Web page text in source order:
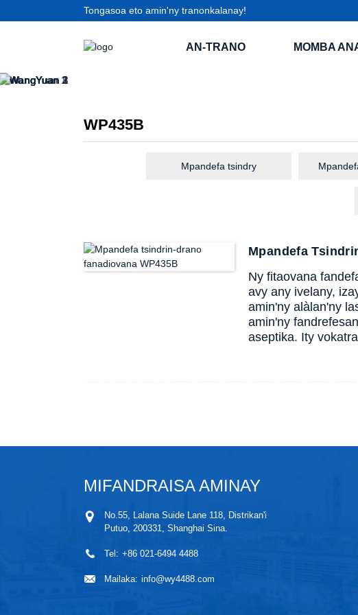
Tongasoa eto amin'ny tranonkalanay!
AN-TRANO MOMBA
WP435B
Mpandefa tsindry
Mpandefa
Ny fitaovana
avy any ivelany,
amin'ny alàlan'ny
amin'ny
aseptika. Ity
MIFANDRAISA AMINAY
No.55, Lalana Suide Lane 118, Distrikan'i
Putuo, 200331, Shanghai Sina.
Tel: +86 021-6494 4488
Mailaka: info@wy4488.com